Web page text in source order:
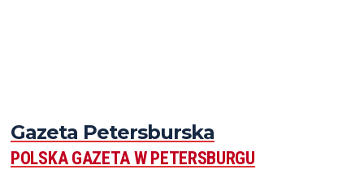
Gazeta Petersburska
POLSKA GAZETA W PETERSBURGU